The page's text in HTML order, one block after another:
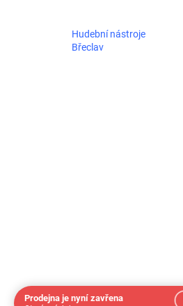
Hudební nástroje
Břeclav
Prodejna je nyní zavřena
Navštivte nás osobně